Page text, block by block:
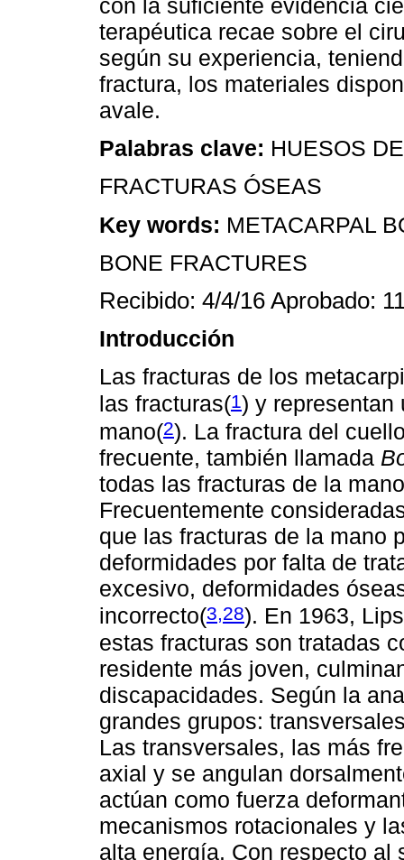
con la suficiente evidencia
terapéutica recae sobre el
según su experiencia,
fractura, los materiales
avale.
Palabras clave: HUESOS
FRACTURAS ÓSEAS
Key words: METACARPAL
BONE FRACTURES
Recibido: 4/4/16 Aprobado:
Introducción
Las fracturas de los
las fracturas(1) y representan
mano(2). La fractura del
frecuente, también llamada
todas las fracturas de la
Frecuentemente
que las fracturas de la mano
deformidades por falta de
excesivo, deformidades
incorrecto(3,28). En 1963,
estas fracturas son tratadas
residente más joven,
discapacidades. Según la
grandes grupos:
Las transversales, las más
axial y se angulan
actúan como fuerza
mecanismos rotacionales y
alta energía. Con respecto al